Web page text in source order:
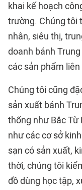
khai kế hoạch
trường. Chúng tôi
nhân, siêu thị,
doanh bánh
các sản phẩm liên
Chúng tôi cũng
sản xuất bánh
thống như Bắc Từ
như các cơ sở
sạn có sản xuất,
thời, chúng tôi
đồ dùng học tập,